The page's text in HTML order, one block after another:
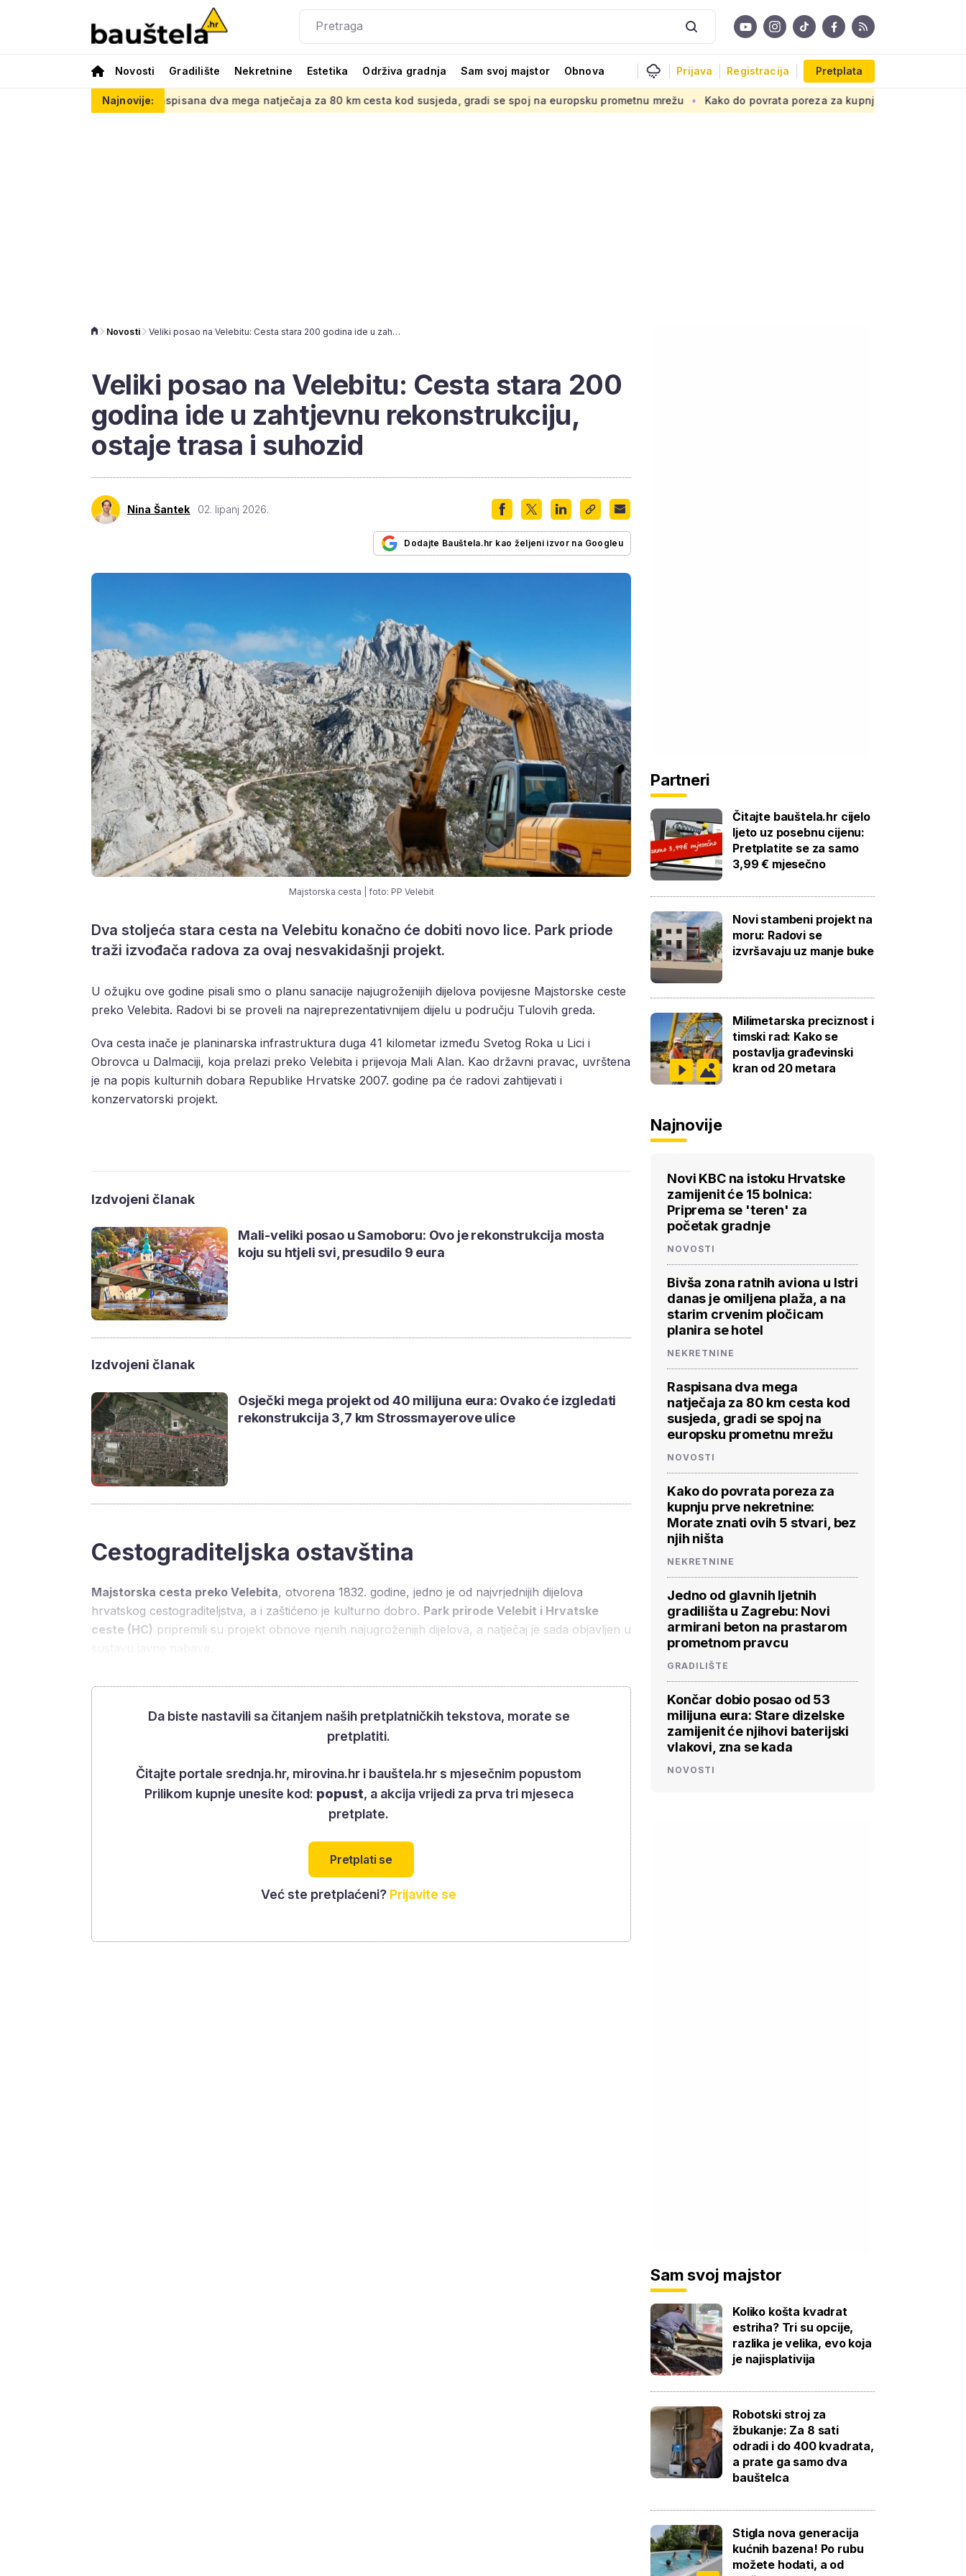
Novosti Gradilište Nekretnine Estetika Održiva gradnja Sam svoj majstor Obnova Prijava Registracija Pretplata
Najnovije:
Raspisana dva mega natječaja za 80 km cesta kod susjeda, gradi se spoj na europsku prometnu mrežu Kako do povrata poreza za kupnju prve nekretnine: Morate znati
Novosti Veliki posao na Velebitu: Cesta stara 200 godina ide u zahtjevnu rekonstrukciju, ostaje trasa i suhozid
Veliki posao na Velebitu: Cesta stara 200
godina ide u zahtjevnu rekonstrukciju,
ostaje trasa i suhozid
Nina Šantek 02. lipanj 2026.
Dodajte Bauštela.hr kao željeni izvor na Googleu
Majstorska cesta | foto: PP Velebit
Dva stoljeća stara cesta na Velebitu konačno će dobiti novo lice. Park priode
traži izvođača radova za ovaj nesvakidašnji projekt.
U ožujku ove godine pisali smo o planu sanacije najugroženijih dijelova povijesne Majstorske ceste
preko Velebita. Radovi bi se proveli na najreprezentativnijem dijelu u području Tulovih greda.
Ova cesta inače je planinarska infrastruktura duga 41 kilometar između Svetog Roka u Lici i
Obrovca u Dalmaciji, koja prelazi preko Velebita i prijevoja Mali Alan. Kao državni pravac, uvrštena
je na popis kulturnih dobara Republike Hrvatske 2007. godine pa će radovi zahtijevati i
konzervatorski projekt.
Izdvojeni članak
Mali-veliki posao u Samoboru: Ovo je rekonstrukcija mosta
koju su htjeli svi, presudilo 9 eura
Izdvojeni članak
Osječki mega projekt od 40 milijuna eura: Ovako će izgledati
rekonstrukcija 3,7 km Strossmayerove ulice
Cestograditeljska ostavština
Majstorska cesta preko Velebita, otvorena 1832. godine, jedno je od najvrjednijih dijelova
hrvatskog cestograditeljstva, a i zaštićeno je kulturno dobro. Park prirode Velebit i Hrvatske
ceste (HC) pripremili su projekt obnove njenih najugroženijih dijelova, a natječaj je sada objavljen u
Da biste nastavili sa čitanjem naših pretplatničkih tekstova, morate se
pretplatiti.
Čitajte portale srednja.hr, mirovina.hr i bauštela.hr s mjesečnim popustom
Prilikom kupnje unesite kod: popust, a akcija vrijedi za prva tri mjeseca
pretplate.
Pretplati se
Već ste pretplaćeni? Prijavite se
Partneri
Čitajte bauštela.hr cijelo
ljeto uz posebnu cijenu:
Pretplatite se za samo
3,99 € mjesečno
Novi stambeni projekt na
moru: Radovi se
izvršavaju uz manje buke
Milimetarska preciznost i
timski rad: Kako se
postavlja građevinski
kran od 20 metara
Najnovije
Novi KBC na istoku Hrvatske
zamijenit će 15 bolnica:
Priprema se 'teren' za
početak gradnje
NOVOSTI
Bivša zona ratnih aviona u Istri
danas je omiljena plaža, a na
starim crvenim pločicam
planira se hotel
NEKRETNINE
Raspisana dva mega
natječaja za 80 km cesta kod
susjeda, gradi se spoj na
europsku prometnu mrežu
NOVOSTI
Kako do povrata poreza za
kupnju prve nekretnine:
Morate znati ovih 5 stvari, bez
njih ništa
NEKRETNINE
Jedno od glavnih ljetnih
gradilišta u Zagrebu: Novi
armirani beton na prastarom
prometnom pravcu
GRADILIŠTE
Končar dobio posao od 53
milijuna eura: Stare dizelske
zamijenit će njihovi baterijski
vlakovi, zna se kada
NOVOSTI
Sam svoj majstor
Koliko košta kvadrat
estriha? Tri su opcije,
razlika je velika, evo koja
je najisplativija
Robotski stroj za
žbukanje: Za 8 sati
odradi i do 400 kvadrata,
a prate ga samo dva
bauštelca
Stigla nova generacija
kućnih bazena! Po rubu
možete hodati, a od